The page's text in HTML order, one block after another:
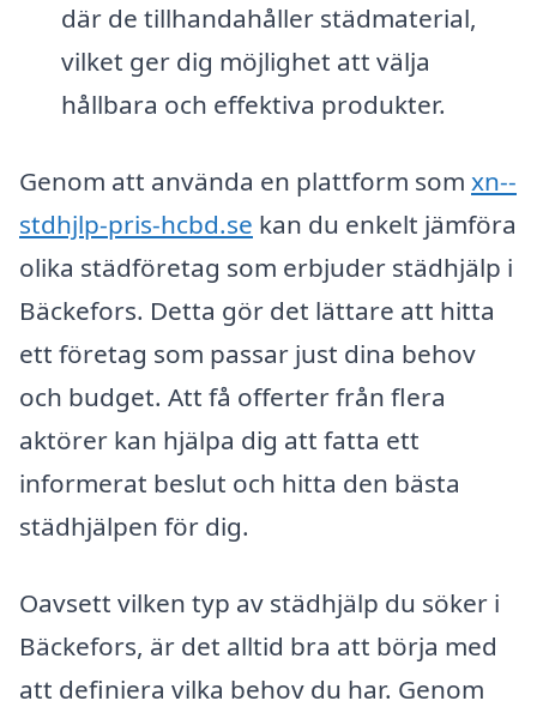
där de tillhandahåller städmaterial,
vilket ger dig möjlighet att välja
hållbara och effektiva produkter.
Genom att använda en plattform som xn--
stdhjlp-pris-hcbd.se kan du enkelt jämföra
olika städföretag som erbjuder städhjälp i
Bäckefors. Detta gör det lättare att hitta
ett företag som passar just dina behov
och budget. Att få offerter från flera
aktörer kan hjälpa dig att fatta ett
informerat beslut och hitta den bästa
städhjälpen för dig.
Oavsett vilken typ av städhjälp du söker i
Bäckefors, är det alltid bra att börja med
att definiera vilka behov du har. Genom